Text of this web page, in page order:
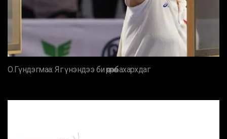
О.Гүндэгмаа: Яг үнэндээ би өөрөөрөө бахархдаг